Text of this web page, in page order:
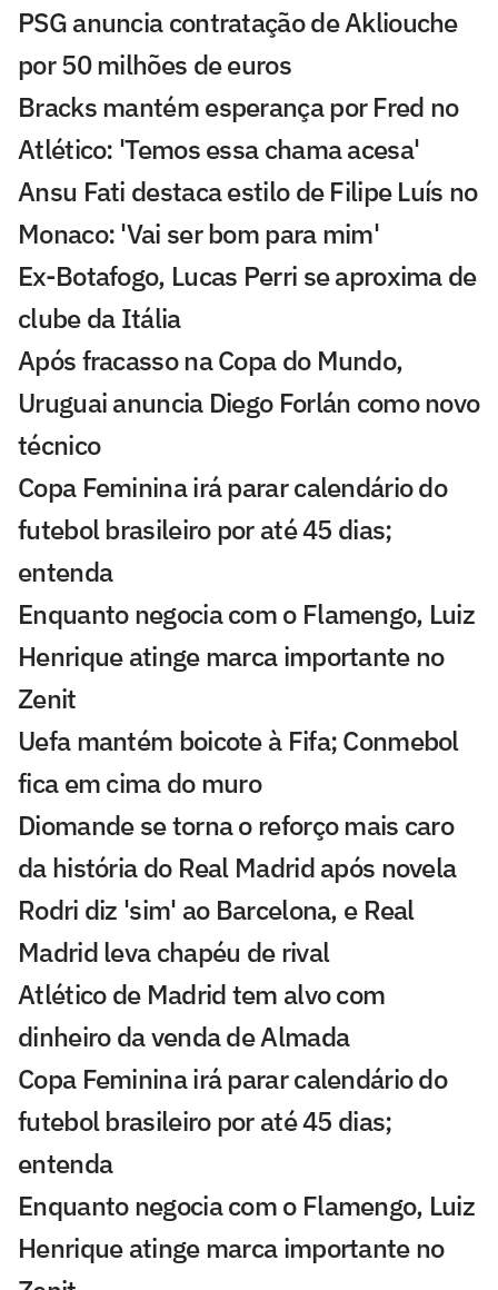
PSG anuncia contratação de Akliouche
por 50 milhões de euros
Bracks mantém esperança por Fred no
Atlético: 'Temos essa chama acesa'
Ansu Fati destaca estilo de Filipe Luís no
Monaco: 'Vai ser bom para mim'
Ex-Botafogo, Lucas Perri se aproxima de
clube da Itália
Após fracasso na Copa do Mundo,
Uruguai anuncia Diego Forlán como novo
técnico
Copa Feminina irá parar calendário do
futebol brasileiro por até 45 dias;
entenda
Enquanto negocia com o Flamengo, Luiz
Henrique atinge marca importante no
Zenit
Uefa mantém boicote à Fifa; Conmebol
fica em cima do muro
Diomande se torna o reforço mais caro
da história do Real Madrid após novela
Rodri diz 'sim' ao Barcelona, e Real
Madrid leva chapéu de rival
Atlético de Madrid tem alvo com
dinheiro da venda de Almada
Copa Feminina irá parar calendário do
futebol brasileiro por até 45 dias;
entenda
Enquanto negocia com o Flamengo, Luiz
Henrique atinge marca importante no